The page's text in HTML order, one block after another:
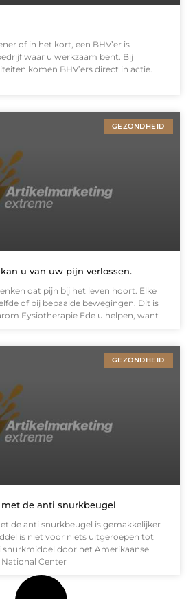
of in het kort, een BHV’er is
waar u werkzaam bent. Bij
komen BHV’ers direct in actie.
GEZONDHEID
u van uw pijn verlossen.
dat pijn bij het leven hoort. Elke
of bij bepaalde bewegingen. Dit is
Fysiotherapie Ede u helpen, want
GEZONDHEID
de anti snurkbeugel
de anti snurkbeugel is gemakkelijker
is niet voor niets uitgeroepen tot
snurkmiddel door het Amerikaanse
Center